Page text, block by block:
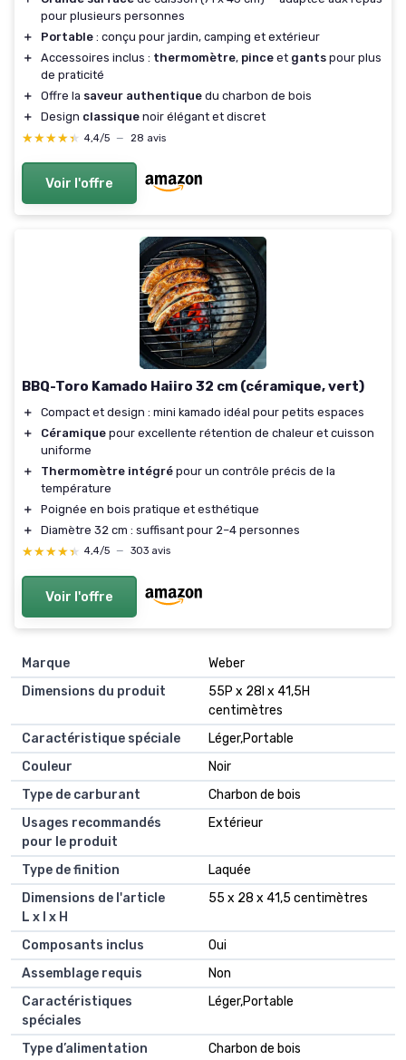
pour plusieurs personnes
＋
Portable : conçu pour jardin, camping et extérieur
＋
Accessoires inclus : thermomètre, pince et gants pour plus
de praticité
＋
Offre la saveur authentique du charbon de bois
＋
Design classique noir élégant et discret
★★★★★
★★★★★ 4,4/5 — 28 avis
Voir l'offre
BBQ-Toro Kamado Haiiro 32 cm (céramique, vert)
＋
Compact et design : mini kamado idéal pour petits espaces
＋
Céramique pour excellente rétention de chaleur et cuisson
uniforme
＋
Thermomètre intégré pour un contrôle précis de la
température
＋
Poignée en bois pratique et esthétique
＋
Diamètre 32 cm : suffisant pour 2–4 personnes
★★★★★
★★★★★ 4,4/5 — 303 avis
Voir l'offre
Marque
Weber
Dimensions du produit
55P x 28l x 41,5H
centimètres
Caractéristique spéciale
Léger,Portable
Couleur
Noir
Type de carburant
Charbon de bois
Usages recommandés
pour le produit
Extérieur
Type de finition
Laquée
Dimensions de l'article
L x l x H
55 x 28 x 41,5 centimètres
Composants inclus
Oui
Assemblage requis
Non
Caractéristiques
spéciales
Léger,Portable
Type d’alimentation
Charbon de bois